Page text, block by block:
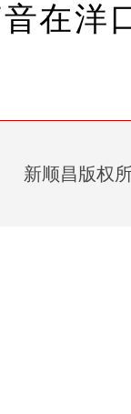
在洋
新顺昌版权